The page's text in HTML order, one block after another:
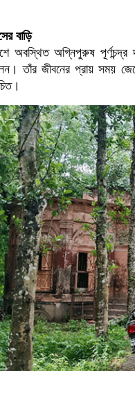
বাড়ি
অবস্থিত অগ্নিপুরুষ পূর্ণচন্দ্র
তাঁর জীবনের প্রায় সময়